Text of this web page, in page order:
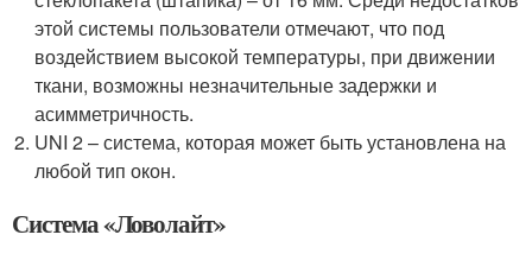
этой системы пользователи отмечают, что под
воздействием высокой температуры, при движении
ткани, возможны незначительные задержки и
асимметричность.
UNI 2 – система, которая может быть установлена на
любой тип окон.
Система «Ловолайт»